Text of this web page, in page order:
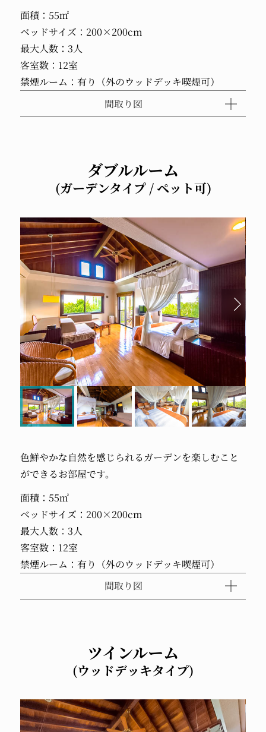
面積：55㎡
ベッドサイズ：200×200cm
最大人数：3人
客室数：12室
禁煙ルーム：有り（外のウッドデッキ喫煙可）
間取り図
ダブルルーム
(ガーデンタイプ / ペット可)
色鮮やかな自然を感じられるガーデンを楽しむこと
ができるお部屋です。
面積：55㎡
ベッドサイズ：200×200cm
最大人数：3人
客室数：12室
禁煙ルーム：有り（外のウッドデッキ喫煙可）
間取り図
ツインルーム
(ウッドデッキタイプ)